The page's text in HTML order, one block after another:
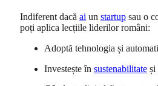
Indiferent dacă ai un startup sau o
poți aplica lecțiile liderilor români:
Adoptă tehnologia și
Investește în sustenabilitate și